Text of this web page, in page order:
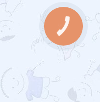
КНОПКА
ЗВ'ЯЗКУ